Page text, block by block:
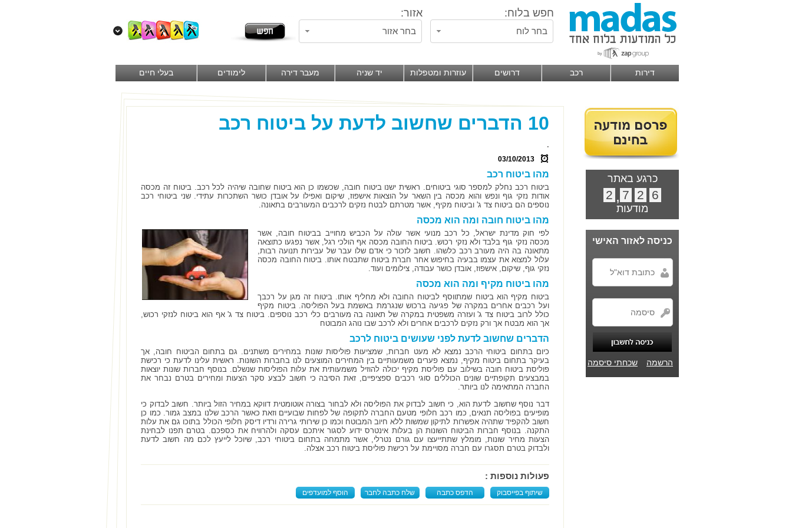
חפש בלוח: אזור:
בחר לוח בחר אזור
דירות רכב דרושים עוזרות ומטפלות יד שניה מעבר דירה לימודים בעלי חיים
כרגע באתר
6
2
7
,
2
מודעות
כניסה לאזור האישי
הרשמה שכחתי סיסמה
10 הדברים שחשוב לדעת על ביטוח רכב
.
03/10/2013
מהו ביטוח רכב
ביטוח רכב נחלק למספר סוגי ביטוחים. ראשית ישנו ביטוח חובה, שכשמו כן הוא ביטוח שחובה שיהיה לכל רכב. ביטוח זה מכסה
אודות נזקי גוף ונפש והוא מכסה בין השאר על הוצאות אישפוז, שיקום ואפילו על אובדן כושר השתכרות עתידי. שני ביטוחי רכב
נוספים הם ביטוח צד ג' וביטוח מקיף, אשר מטרתם לבטח נזקים לרכבים המעורבים בתאונה.
מהו ביטוח חובה ומה הוא מכסה
לפי חוק מדינת ישראל, כל רכב מנועי אשר עולה על הכביש מחוייב בביטוח חובה, אשר
מכסה נזקי גוף בלבד ולא נזקי רכוש. ביטוח החובה מכסה אף הולכי רגל, אשר נפגעו כתוצאה
מתאונה בה היה מעורב רכב כלשהו. חשוב לזכור כי אדם שלו עבר של עבירות תנועה רבות,
עלול למצוא את עצמו בבעיה בחיפוש אחר חברת ביטוח שתבטח אותו. ביטוח החובה מכסה
נזקי גוף, שיקום, אישפוז, אובדן כושר עבודה, צילומים ועוד.
מהו ביטוח מקיף ומה הוא מכסה
ביטוח מקיף הוא ביטוח שמתווסף לביטוח החובה ולא מחליף אותו. ביטוח זה מגן על רכבך
ועל רכבים אחרים במקרה של פגיעה ברכוש שנגרמת באשמת בעל הפוליסה. ביטוח מקיף
כולל לרוב ביטוח צד ג' ועזרה משפטית במקרה של תאונה בה מעורבים כלי רכב נוספים. ביטוח צד ג' אף הוא ביטוח לנזקי רכוש,
אך הוא מבטח אך ורק נזקים לרכבים אחרים ולא לרכב שבו נוהג המבוטח
הדברים שחשוב לדעת לפני שעושים ביטוח לרכב
כיום בתחום ביטוחי הרכב נמצא לא מעט חברות, שמציעות פוליסות שונות במחירים משתנים. גם בתחום הביטוח חובה, אך
בעיקר בתחום ביטוח מקיף, נמצא פערים משמעותיים בין המחירים המוצעים לנו בחברות השונות. ראשית עלינו לדעת כי רכישת
פוליסת ביטוח חובה בשילוב עם פוליסת מקיף יכולה להוזיל משמעותית את עלות הפוליסות שנשלם. בנוסף חברות שונות יוצאות
במבצעים תקופתיים שונים הכוללים סוגי רכבים ספציפיים, זאת הסיבה כי חשוב לבצע סקר הצעות ומחירים בטרם נבחר את
החברה המתאימה לנו ביותר.
דבר נוסף שחשוב לדעת הוא, כי חשוב לבדוק את הפוליסה ולא לבחור בצורה אוטומטית דווקא במחיר הזול ביותר. חשוב לבדוק כי
מופיעים בפוליסה תנאים, כמו רכב חלופי מטעם החברה לתקופה של לפחות שבועיים וזאת כאשר הרכב שלנו במצב גמור. כמו כן
חשוב להקפיד שתהיה אפשרות לתיקון שמשות ללא חיוב המבוטח וכמו כן שירותי גרירה ורדיו דיסק חלופי הכולל בתוכו גם את עלות
התקנה. בנוסף חברות הביטוח השונות הן בעלות אינטרס ידוע לסגור איתכם עסקה ולהרוויח את כספכם. בטרם תפנו לבחינת
הצעות מחיר שונות, מומלץ שתתייעצו עם גורם נטרלי, אשר מתמחה בתחום ביטוחי רכב, שיוכל לייעץ לכם מה חשוב לדעת
ולבדוק בטרם תסגרו עם חברה מסויימת על רכישת פוליסת ביטוח רכב אצלה.
פעולות נוספות :
שיתוף בפייסבוק הדפס כתבה שלח כתבה לחבר הוסף למועדפים